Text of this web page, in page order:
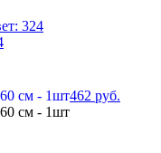
см - 1шт462 руб.
см - 1шт